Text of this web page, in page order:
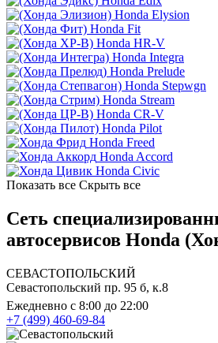
Honda Elysion
Honda Fit
Honda HR-V
Honda Integra
Honda Prelude
Honda Stepwgn
Honda Stream
Honda CR-V
Honda Pilot
Honda Freed
Honda Accord
Honda Civic
Показать все Скрыть все
Сеть
автосервисов Honda
СЕВАСТОПОЛЬСКИЙ
Севастопольский пр. 95 б, к.8
Ежедневно с 8:00 до 22:00
+7 (499) 460-69-84